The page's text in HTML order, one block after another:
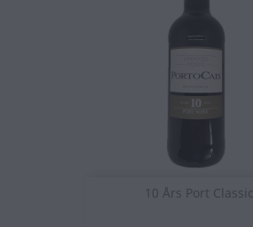
10 Års Port Classic